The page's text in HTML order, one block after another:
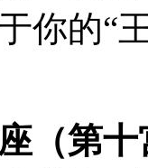
你的“
（第